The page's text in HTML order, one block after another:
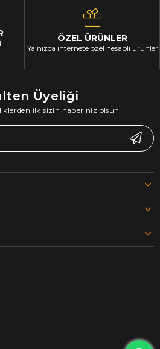
ÖZEL ÜRÜNLER
Yalnızca internete özel hesaplı ürünler
Üyeliği
ilk sizin haberiniz olsun